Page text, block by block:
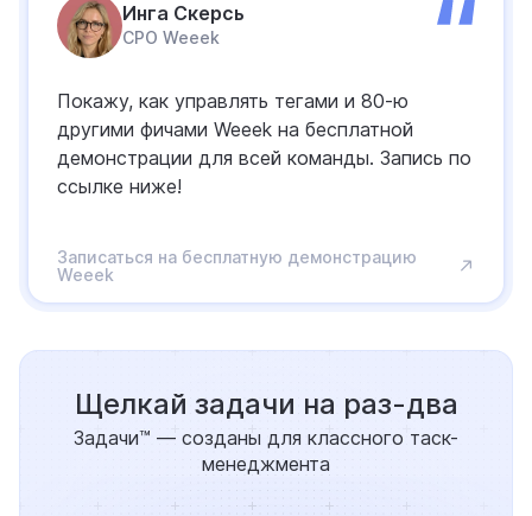
Инга Скерсь
CPO Weeek
Покажу, как управлять тегами и 80-ю
другими фичами Weeek на бесплатной
демонстрации для всей команды. Запись по
ссылке ниже!
Записаться на бесплатную демонстрацию
Weeek
Щелкай задачи на раз-два
Задачи™ — созданы для классного таск-
менеджмента